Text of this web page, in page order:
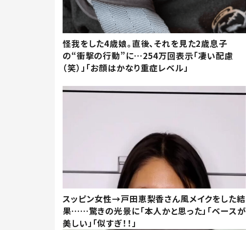
怪我をした4歳娘。直後、それを見た2歳息子
の“衝撃の行動”に…254万回表示「凄い配慮
（笑）」「お顔はかなり重症レベル」
スッピン女性→戸田恵梨香さん風メイクをした結
果……驚きの光景に「本人かと思った」「ベースが
美しい」「似すぎ！！」